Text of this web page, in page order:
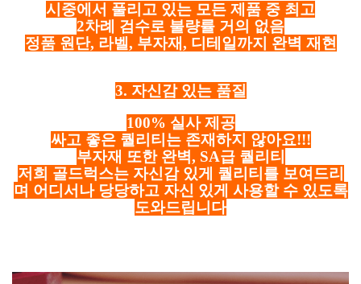
시중에서 풀리고 있는 모든 제품 중 최고
2차례 검수로 불량률 거의 없음
정품 원단, 라벨, 부자재, 디테일까지 완벽 재현
3. 자신감 있는 품질
100% 실사 제공
싸고 좋은 퀄리티는 존재하지 않아요!!!
부자재 또한 완벽, SA급 퀄리티
저희 골드럭스는 자신감 있게 퀄리티를 보여드리
며 어디서나 당당하고 자신 있게 사용할 수 있도록
도와드립니다